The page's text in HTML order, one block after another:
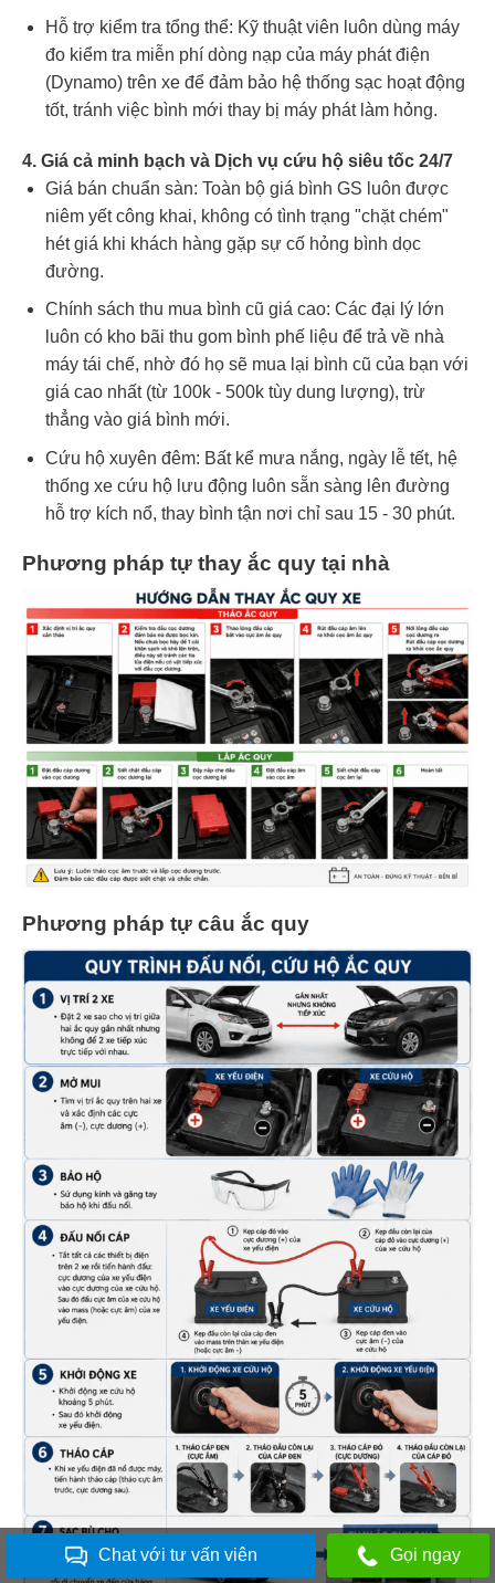
Hỗ trợ kiểm tra tổng thể: Kỹ thuật viên luôn dùng máy
đo kiểm tra miễn phí dòng nạp của máy phát điện
(Dynamo) trên xe để đảm bảo hệ thống sạc hoạt động
tốt, tránh việc bình mới thay bị máy phát làm hỏng.
4. Giá cả minh bạch và Dịch vụ cứu hộ siêu tốc 24/7
Giá bán chuẩn sàn: Toàn bộ giá bình GS luôn được
niêm yết công khai, không có tình trạng "chặt chém"
hét giá khi khách hàng gặp sự cố hỏng bình dọc
đường.
Chính sách thu mua bình cũ giá cao: Các đại lý lớn
luôn có kho bãi thu gom bình phế liệu để trả về nhà
máy tái chế, nhờ đó họ sẽ mua lại bình cũ của bạn với
giá cao nhất (từ 100k - 500k tùy dung lượng), trừ
thẳng vào giá bình mới.
Cứu hộ xuyên đêm: Bất kể mưa nắng, ngày lễ tết, hệ
thống xe cứu hộ lưu động luôn sẵn sàng lên đường
hỗ trợ kích nổ, thay bình tận nơi chỉ sau 15 - 30 phút.
Phương pháp tự thay ắc quy tại nhà
Phương pháp tự câu ắc quy
Chat với tư vấn viên Gọi ngay